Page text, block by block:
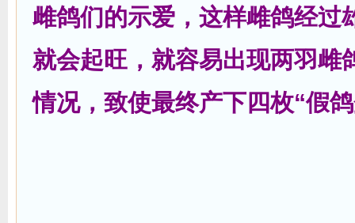
雌鸽们的示爱，这样雌鸽经过
就会起旺，就容易出现两羽雌
情况，致使最终产下四枚“假